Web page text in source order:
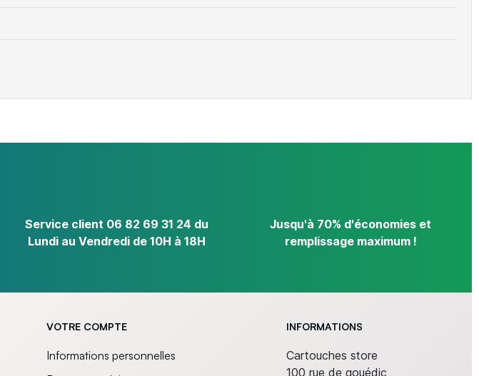
Service client 06 82 69 31 24 du
Lundi au Vendredi de 10H à 18H
Jusqu'à 70% d'économies et
remplissage maximum !
VOTRE COMPTE
Informations personnelles
INFORMATIONS
Cartouches store
100 rue de gouédic